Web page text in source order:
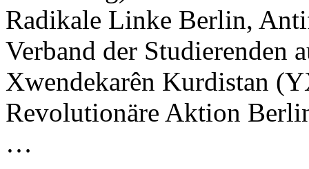
Radikale Linke Berlin,
Verband der Studierenden
Xwendekarên Kurdistan
Revolutionäre Aktion
…